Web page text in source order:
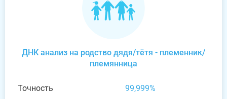
ДНК анализ на родство дядя/тётя - племенник/
племянница
Точность
99,999%